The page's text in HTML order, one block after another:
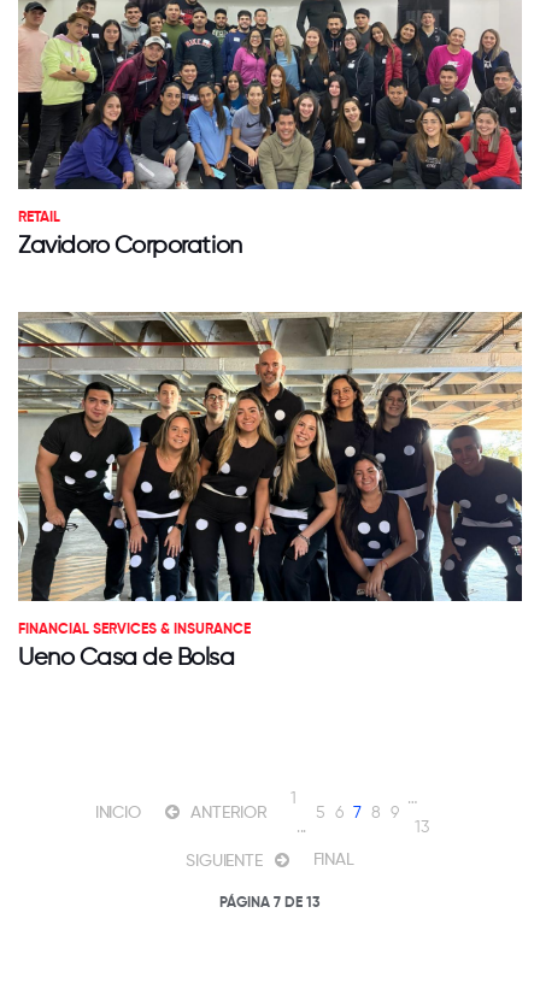
RETAIL
Zavidoro Corporation
FINANCIAL SERVICES & INSURANCE
Ueno Casa de Bolsa
INICIO ANTERIOR
1
...
5 6 7 8 9
…
13
SIGUIENTE
FINAL
PÁGINA 7 DE 13